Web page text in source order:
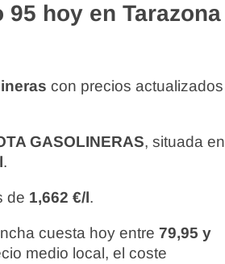
hoy en Tarazona
con precios actualizados
GASOLINERAS, situada en
.
de 1,662 €/l.
cuesta hoy entre 79,95 y
medio local, el coste